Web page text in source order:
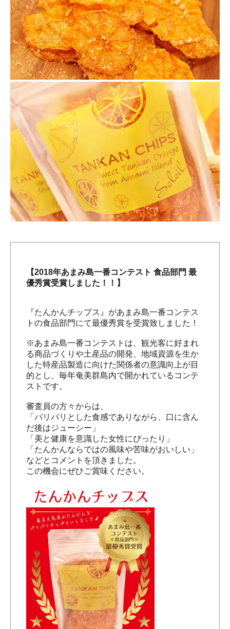
【2018年あまみ島一番コンテスト 食品部門 最
優秀賞受賞しました！！】
『たんかんチップス』があまみ島一番コンテス
トの食品部門にて最優秀賞を受賞致しました！
※あまみ島一番コンテストは、観光客に好まれ
る商品づくりや土産品の開発、地域資源を生か
した特産品製造に向けた関係者の意識向上が目
的とし、毎年奄美群島内で開かれているコンテ
ストです。
審査員の方々からは、
「パリパリとした食感でありながら、口に含ん
だ後はジューシー」
「美と健康を意識した女性にぴったり」
「たんかんならではの風味や苦味がおいしい」
などとコメントを頂きました。
この機会にぜひご賞味ください。